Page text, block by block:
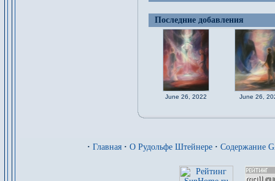
Последние добавления
June 26, 2022 June 26,
· Главная · О Рудольфе Штейнере · Содержание